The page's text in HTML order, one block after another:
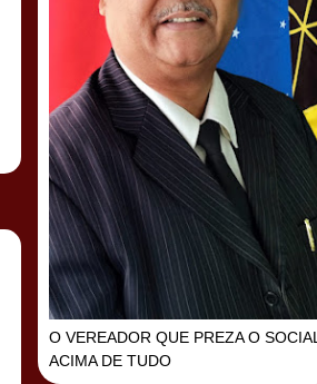
O VEREADOR QUE PREZA O SOCIAL
ACIMA DE TUDO